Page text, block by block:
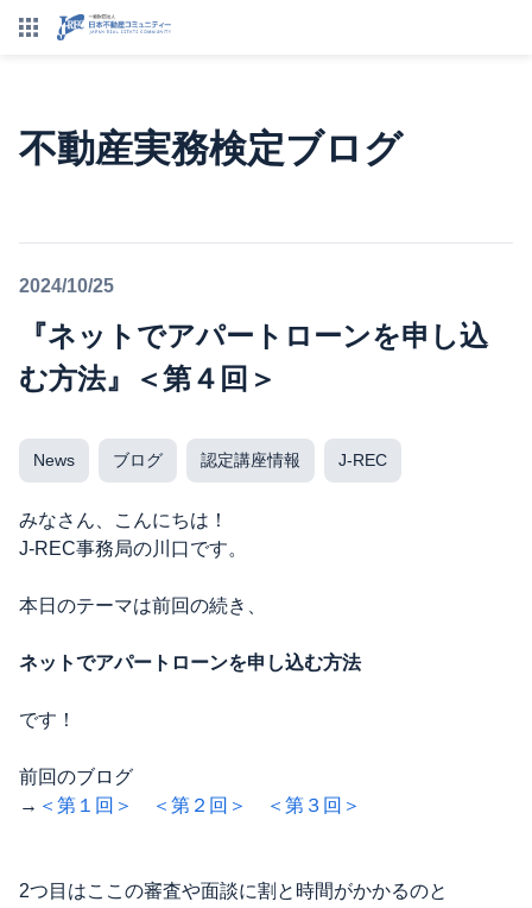
不動産実務検定ブログ
2024/10/25
『ネットでアパートローンを申し込
む方法』＜第４回＞
News ブログ 認定講座情報 J-REC
みなさん、こんにちは！
J-REC事務局の川口です。
本日のテーマは前回の続き、
ネットでアパートローンを申し込む方法
です！
前回のブログ
→ ＜第１回＞ ＜第２回＞ ＜第３回＞
2つ目はここの審査や面談に割と時間がかかるのと